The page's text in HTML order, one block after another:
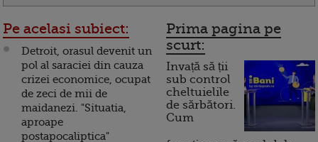
Pe acelasi subiect:
Detroit, orasul devenit un
pol al saraciei din cauza
crizei economice, ocupat
de zeci de mii de
maidanezi. "Situatia,
aproape
postapocaliptica"
Prima pagina pe
scurt:
Invață să ții
sub control
cheltuielile
de sărbători.
Cum